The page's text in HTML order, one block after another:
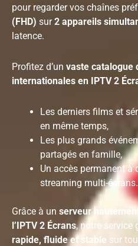
pour regarder vos chaînes
(FHD) sur2 appareils
latence.
Profitez d’un vaste catalogue
internationales en IPTV 2
Les derniers films et
en même temps,
Les plus grands
partagés en famille,
Un accès permanent à
streaming multi-écrans.
Grâce à un serveur
l’IPTV 2 Écrans, notre
rapide, fluide et stable sur